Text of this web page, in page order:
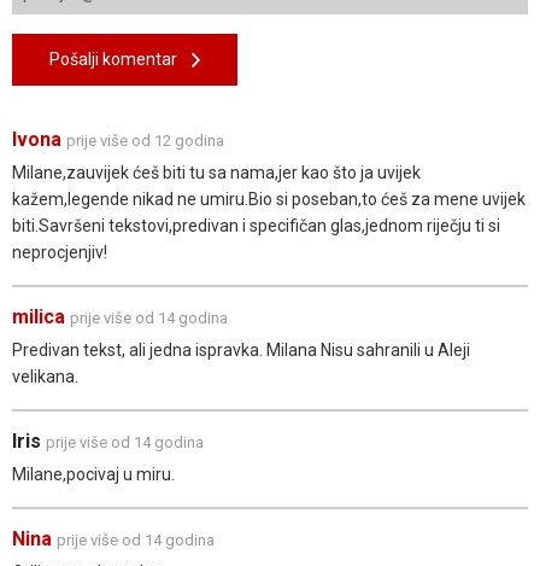
Pošalji komentar
Ivona prije više od 12 godina
Milane,zauvijek ćeš biti tu sa nama,jer kao što ja uvijek
kažem,legende nikad ne umiru.Bio si poseban,to ćeš za mene uvijek
biti.Savršeni tekstovi,predivan i specifičan glas,jednom riječju ti si
neprocjenjiv!
milica prije više od 14 godina
Predivan tekst, ali jedna ispravka. Milana Nisu sahranili u Aleji
velikana.
Iris prije više od 14 godina
Milane,pocivaj u miru.
Nina prije više od 14 godina